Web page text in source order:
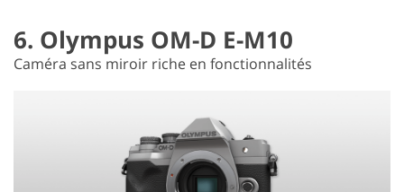
6. Olympus OM-D E-M10
Caméra sans miroir riche en fonctionnalités